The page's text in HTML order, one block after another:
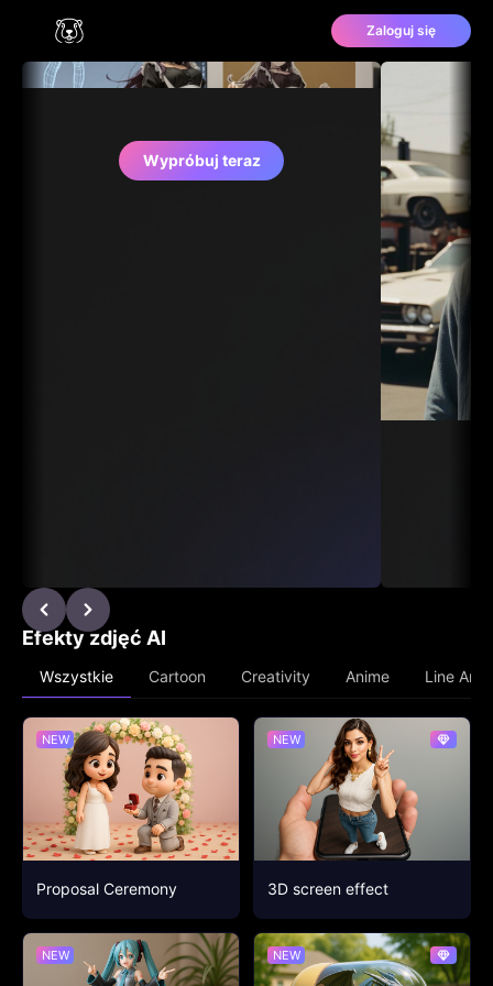
Zaloguj się
Wypróbuj teraz
Efekty zdjęć AI
Wszystkie Cartoon Creativity Anime Line Art
NEW
Proposal Ceremony
NEW
3D screen effect
NEW NEW